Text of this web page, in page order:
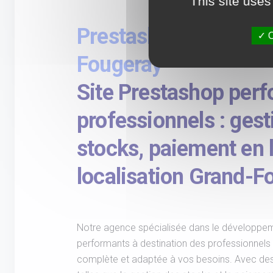
Prestashop sur-
Fougeray
Site Prestashop
professionnels :
stocks, paiement en
localisation Grand-
Notre agence spécialisée dans le
performants à destination des
complète et adaptée à vos besoins. Avec